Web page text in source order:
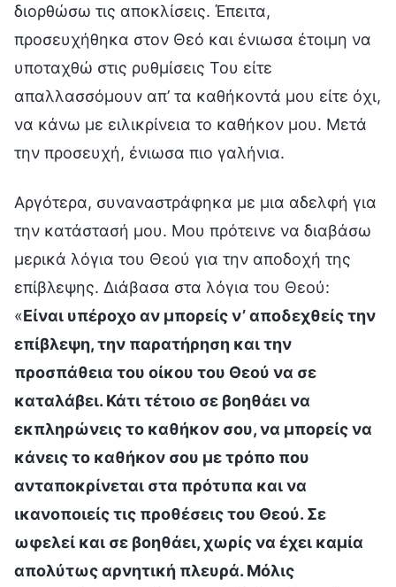
διορθώσω τις αποκλίσεις. Έπειτα,
προσευχήθηκα στον Θεό και ένιωσα έτοιμη να
υποταχθώ στις ρυθμίσεις Του είτε
απαλλασσόμουν απ’ τα καθήκοντά μου είτε όχι,
να κάνω με ειλικρίνεια το καθήκον μου. Μετά
την προσευχή, ένιωσα πιο γαλήνια.
Αργότερα, συναναστράφηκα με μια αδελφή για
την κατάστασή μου. Μου πρότεινε να διαβάσω
μερικά λόγια του Θεού για την αποδοχή της
επίβλεψης. Διάβασα στα λόγια του Θεού:
«Είναι υπέροχο αν μπορείς ν’ αποδεχθείς την
επίβλεψη, την παρατήρηση και την
προσπάθεια του οίκου του Θεού να σε
καταλάβει. Κάτι τέτοιο σε βοηθάει να
εκπληρώνεις το καθήκον σου, να μπορείς να
κάνεις το καθήκον σου με τρόπο που
ανταποκρίνεται στα πρότυπα και να
ικανοποιείς τις προθέσεις του Θεού. Σε
ωφελεί και σε βοηθάει, χωρίς να έχει καμία
απολύτως αρνητική πλευρά. Μόλις